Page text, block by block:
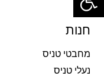
חנות
מחבטי טניס
נעלי טניס